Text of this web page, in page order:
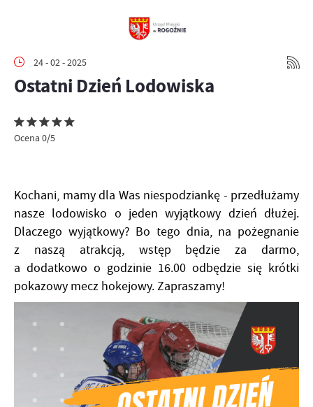
24 - 02 - 2025
Ostatni Dzień Lodowiska
Ocena 0/5
Kochani, mamy dla Was niespodziankę - przedłużamy
nasze lodowisko o jeden wyjątkowy dzień dłużej.
Dlaczego wyjątkowy? Bo tego dnia, na pożegnanie
z naszą atrakcją, wstęp będzie za darmo,
a dodatkowo o godzinie 16.00 odbędzie się krótki
pokazowy mecz hokejowy. Zapraszamy!